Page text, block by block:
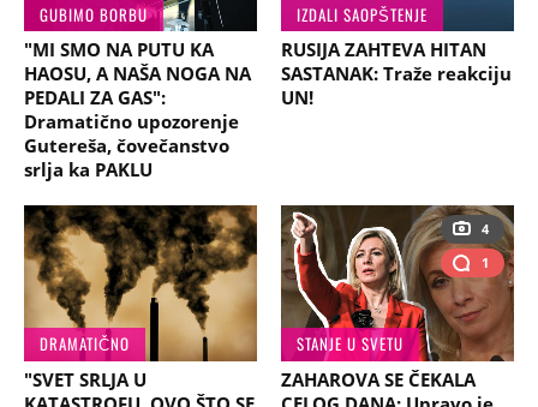
GUBIMO BORBU
"MI SMO NA PUTU KA
HAOSU, A NAŠA NOGA NA
PEDALI ZA GAS":
Dramatično upozorenje
Gutereša, čovečanstvo
srlja ka PAKLU
IZDALI SAOPŠTENJE
RUSIJA ZAHTEVA HITAN
SASTANAK: Traže reakciju
UN!
DRAMATIČNO
"SVET SRLJA U
4
1
STANJE U SVETU
ZAHAROVA SE ČEKALA